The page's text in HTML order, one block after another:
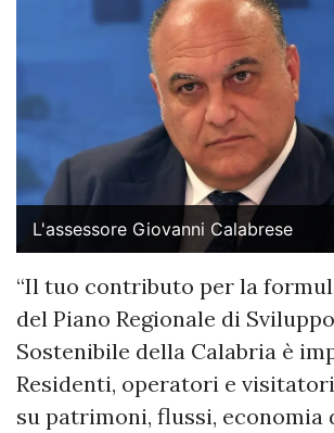
L'assessore Giovanni Calabrese
“Il tuo contributo per la
del Piano Regionale di
Sostenibile della Calabria è
Residenti, operatori e
su patrimoni, flussi, economia